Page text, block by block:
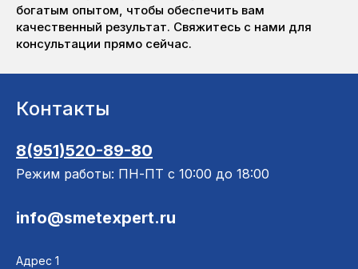
богатым опытом, чтобы обеспечить вам
качественный результат. Свяжитесь с нами для
консультации прямо сейчас.
Контакты
8(951)520-89-80
Режим работы: ПН-ПТ с 10:00 до 18:00
info@smetexpert.ru
Адрес 1